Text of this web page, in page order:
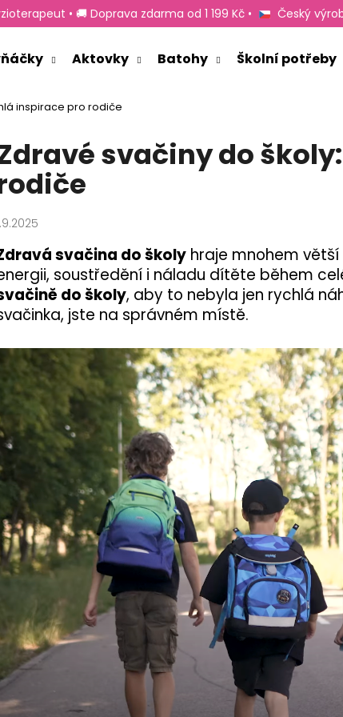
• 🚚 Doprava zdarma od 1 199 Kč • Český
Aktovky Batohy Školní potřeby
inspirace pro rodiče
svačiny do
svačina do školy hraje mnohem větší
soustředění i náladu dítěte během
do školy, aby to nebyla jen rychlá
jste na správném místě.
HLEDAT
LAMINO 34 CM KOLIBŘÍK FIALOVÝ
299 Kč
LÁHEV OXY
299 Kč